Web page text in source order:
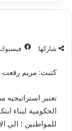
شاركها فيسبوك
كتبت: مريم رفعت
تعتبر
الحكومية لبناء